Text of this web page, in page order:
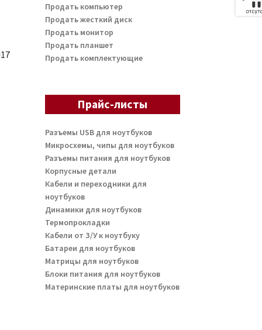
Продать компьютер
Продать жесткий диск
Продать монитор
Продать планшет
Продать комплектующие
Прайс-листы
Разъемы USB для ноутбуков
Микросхемы, чипы для ноутбуков
Разъемы питания для ноутбуков
Корпусные детали
Кабели и переходники для
ноутбуков
Динамики для ноутбуков
Термопрокладки
Кабели от З/У к ноутбуку
Батареи для ноутбуков
Матрицы для ноутбуков
Блоки питания для ноутбуков
Материнские платы для ноутбуков